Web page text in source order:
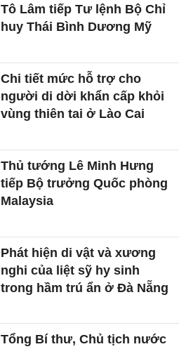
Tô Lâm tiếp Tư lệnh Bộ Chỉ
huy Thái Bình Dương Mỹ
Chi tiết mức hỗ trợ cho
người di dời khẩn cấp khỏi
vùng thiên tai ở Lào Cai
Thủ tướng Lê Minh Hưng
tiếp Bộ trưởng Quốc phòng
Malaysia
Phát hiện di vật và xương
nghi của liệt sỹ hy sinh
trong hầm trú ẩn ở Đà Nẵng
Tổng Bí thư, Chủ tịch nước